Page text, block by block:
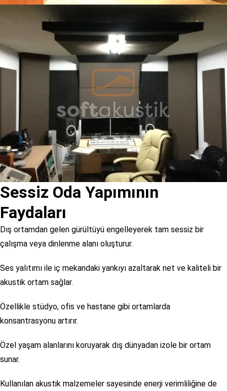
Sessiz Oda Yapımının
Faydaları
Dış ortamdan gelen gürültüyü engelleyerek tam sessiz bir
çalışma veya dinlenme alanı oluşturur.
Ses yalıtımı ile iç mekandaki yankıyı azaltarak net ve kaliteli bir
akustik ortam sağlar.
Özellikle stüdyo, ofis ve hastane gibi ortamlarda
konsantrasyonu artırır.
Özel yaşam alanlarını koruyarak dış dünyadan izole bir ortam
sunar.
Kullanılan akustik malzemeler sayesinde enerji verimliliğine de